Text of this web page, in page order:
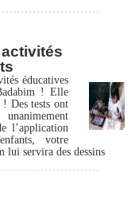
éducatives
! Elle
! Des tests ont
l’application
votre
lui servira des dessins